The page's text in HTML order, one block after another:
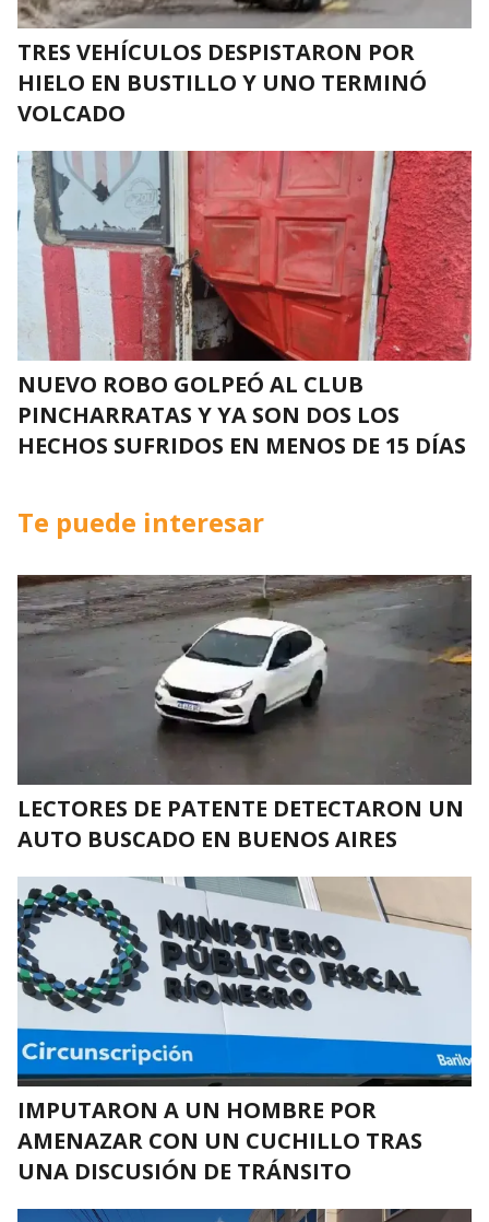
TRES VEHÍCULOS DESPISTARON POR
HIELO EN BUSTILLO Y UNO TERMINÓ
VOLCADO
NUEVO ROBO GOLPEÓ AL CLUB
PINCHARRATAS Y YA SON DOS LOS
HECHOS SUFRIDOS EN MENOS DE 15 DÍAS
Te puede interesar
LECTORES DE PATENTE DETECTARON UN
AUTO BUSCADO EN BUENOS AIRES
IMPUTARON A UN HOMBRE POR
AMENAZAR CON UN CUCHILLO TRAS
UNA DISCUSIÓN DE TRÁNSITO